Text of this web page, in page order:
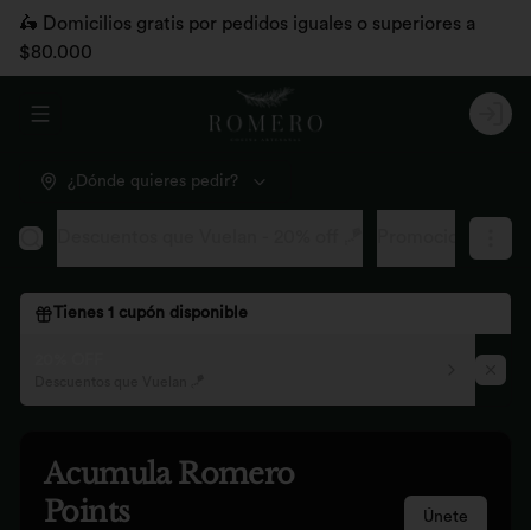
🛵 Domicilios gratis por pedidos iguales o superiores a
$80.000
Abrir menu de navegación Login
¿Dónde quieres pedir?
Tienes 1 cupón disponible
Acumula Romero
Points
Únete